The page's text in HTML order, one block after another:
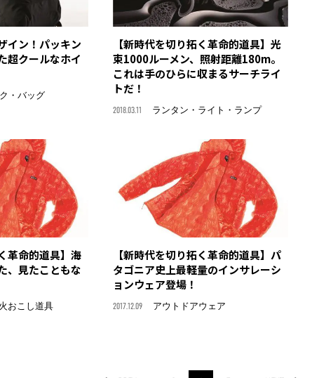
イン！パッキン
超クールなホイ
・バッグ
【新時代を切り拓く革命的道具】光
束1000ルーメン、照射距離180m。
これは手のひらに収まるサーチライ
トだ！
2018.03.11 ランタン・ライト・ランプ
革命的道具】海
、見たこともな
おこし道具
【新時代を切り拓く革命的道具】パ
タゴニア史上最軽量のインサレーシ
ョンウェア登場！
2017.12.09 アウトドアウェア